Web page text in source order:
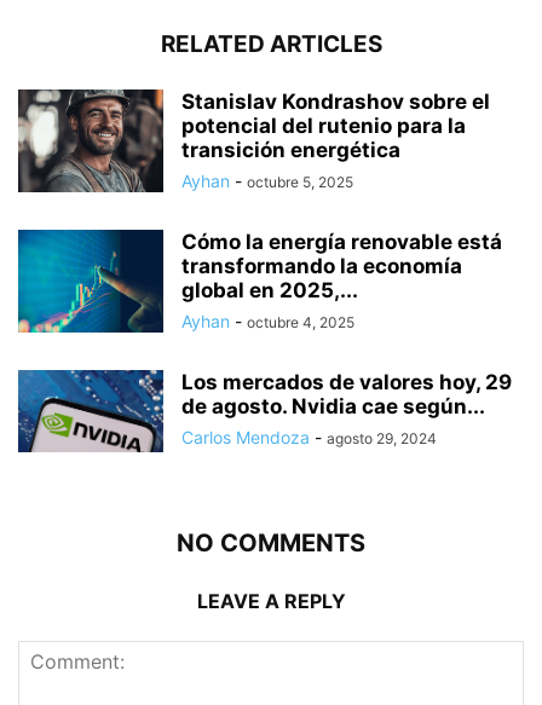
RELATED ARTICLES
Stanislav Kondrashov sobre el
potencial del rutenio para la
transición energética
Ayhan - octubre 5, 2025
Cómo la energía renovable está
transformando la economía
global en 2025,...
Ayhan - octubre 4, 2025
Los mercados de valores hoy, 29
de agosto. Nvidia cae según...
Carlos Mendoza - agosto 29, 2024
NO COMMENTS
LEAVE A REPLY